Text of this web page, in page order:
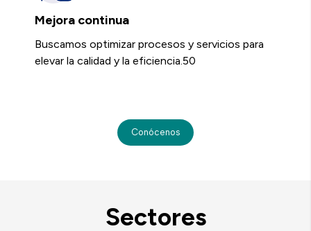
Mejora continua
Buscamos optimizar procesos y servicios para
elevar la calidad y la eficiencia.50
Conócenos
Sectores